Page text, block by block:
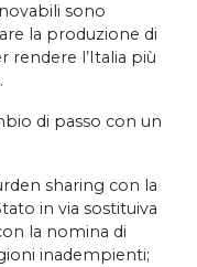
sono
la produzione di
rendere l’Italia più
di passo con un
sharing con la
in via sostituiva
la nomina di
inadempienti;